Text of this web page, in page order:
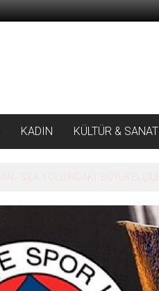
KADIN KÜLTÜR & SANAT